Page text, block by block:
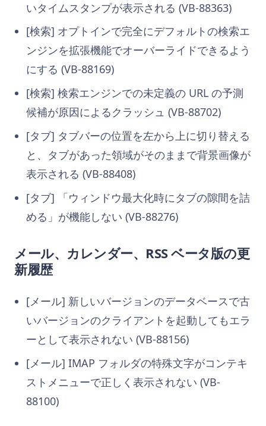
いタイムスタンプが表示される (VB-88363)
[検索] オプトインで完全にデフォルトの検索エ
ンジンを拡張機能でオーバーライドできるよう
にする (VB-88169)
[検索] 検索エンジンでの未定義の URL の予測
候補が原因によるクラッシュ (VB-88702)
[タブ] タブバーの位置を左から上に切り替える
と、タブがあった領域がそのままで背景画像が
表示される (VB-88408)
[タブ] 「ウィンドウ最大化時にタブの隙間を詰
める」が機能しない (VB-88276)
メール、カレンダー、RSS ベータ版の更
新履歴
[メール] 新しいバージョンのデータベースで古
いバージョンのクライアントを起動してもエラ
ーとして表示されない (VB-88156)
[メール] IMAP フォルダの特殊文字がコンテキ
ストメニューで正しく表示されない (VB-
88100)